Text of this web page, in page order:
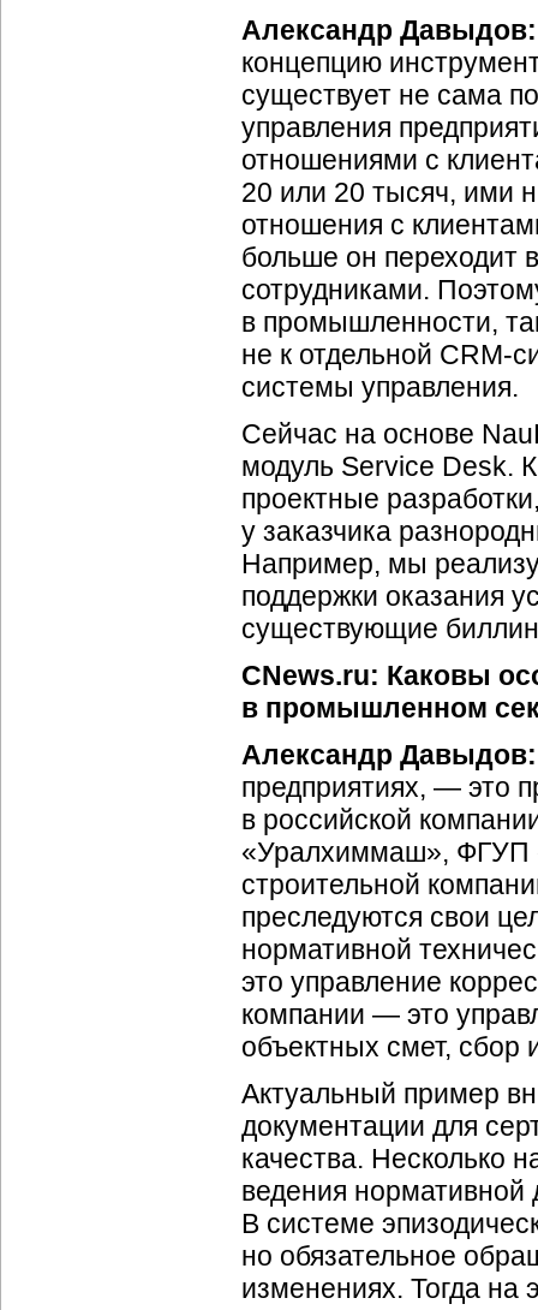
Александр Давыдов:
концепцию
существует не сама
управления
отношениями с
20 или 20 тысяч, ими
отношения с
больше он переходит
сотрудниками.
в промышленности,
не к отдельной CRM-
системы управления.
Сейчас на основе
модуль Service Desk.
проектные
у заказчика
Например, мы
поддержки оказания
существующие
CNews.ru: Каковы
в промышленном
Александр Давыдов:
предприятиях, — это
в российской
«Уралхиммаш», ФГУП
строительной
преследуются свои
нормативной
это управление
компании — это
объектных смет, сбор
Актуальный пример
документации для
качества. Несколько
ведения нормативной
В системе
но обязательное
изменениях. Тогда на